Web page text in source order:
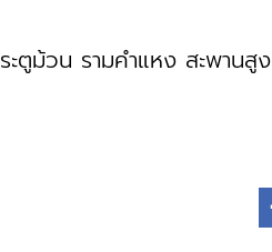
ตูม้วน รามคำแหง สะพานสูง